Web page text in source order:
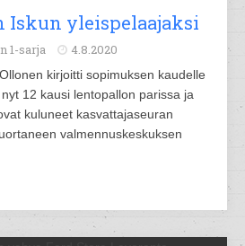
Iskun yleispelaajaksi
1-sarja 4.8.2020
kirjoitti sopimuksen kaudelle
12 kausi lentopallon parissa ja
kuluneet kasvattajaseuran
valmennuskeskuksen